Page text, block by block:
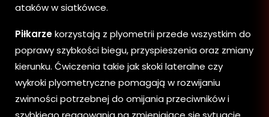
ataków w siatkówce.
Piłkarzekorzystają z plyometrii przede wszystkim do
poprawy szybkości biegu, przyspieszenia oraz zmiany
kierunku. Ćwiczenia takie jak skoki lateralne czy
wykroki plyometryczne pomagają w rozwijaniu
zwinności potrzebnej do omijania przeciwników i